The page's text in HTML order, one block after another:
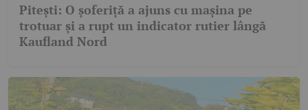
Pitești: O șoferiță a ajuns cu mașina pe
trotuar și a rupt un indicator rutier lângă
Kaufland Nord